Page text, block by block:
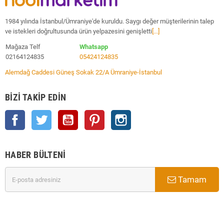
1984 yılında İstanbul/Ümraniye'de kuruldu. Saygı değer müşterilerinin talep
ve istekleri doğrultusunda ürün yelpazesini genişletti [...]
Mağaza Telf
02164124835
Whatsapp
05424124835
Alemdağ Caddesi Güneş Sokak 22/A Ümraniye-İstanbul
BIZI TAKIP EDIN
Facebook Twitter YouTube Pinterest
HABER BÜLTENI
Tamam